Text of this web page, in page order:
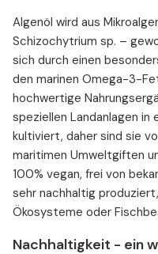
Algenöl wird aus
Schizochytrium sp. –
sich durch einen
den marinen Omega-3-
hochwertige
speziellen Landanlagen
kultiviert, daher sind sie
maritimen Umweltgiften
100% vegan, frei von
sehr nachhaltig
Ökosysteme oder
Nachhaltigkeit - ein